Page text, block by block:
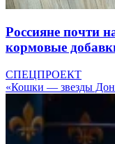
Россияне почти
кормовые
СПЕЦПРОЕКТ
«Кошки — звезды